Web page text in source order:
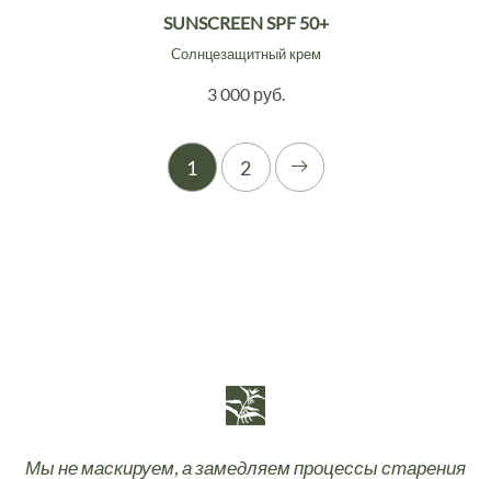
SUNSCREEN SPF 50+
Солнцезащитный крем
3 000 руб.
1 2
Мы не маскируем, а замедляем процессы старения